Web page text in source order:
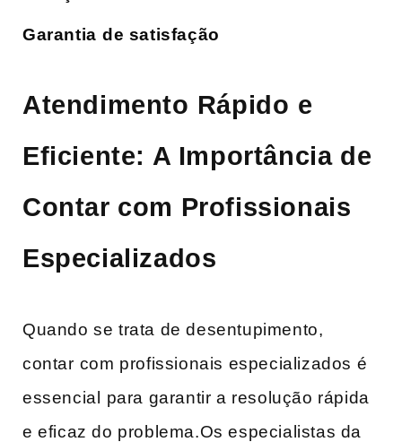
Garantia ⁢de satisfação
Atendimento⁢ Rápido⁤ e
Eficiente: A Importância de
Contar com Profissionais
Especializados
Quando se trata de desentupimento,
contar ⁤com profissionais‌ especializados é
essencial ⁢para garantir a resolução rápida
e eficaz do problema.Os especialistas da